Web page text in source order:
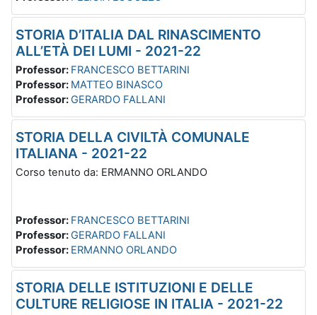
STORIA D’ITALIA DAL RINASCIMENTO
ALL’ETÀ DEI LUMI - 2021-22
Professor: FRANCESCO BETTARINI
Professor: MATTEO BINASCO
Professor: GERARDO FALLANI
STORIA DELLA CIVILTÀ COMUNALE
ITALIANA - 2021-22
Corso tenuto da: ERMANNO ORLANDO
Professor: FRANCESCO BETTARINI
Professor: GERARDO FALLANI
Professor: ERMANNO ORLANDO
STORIA DELLE ISTITUZIONI E DELLE
CULTURE RELIGIOSE IN ITALIA - 2021-22